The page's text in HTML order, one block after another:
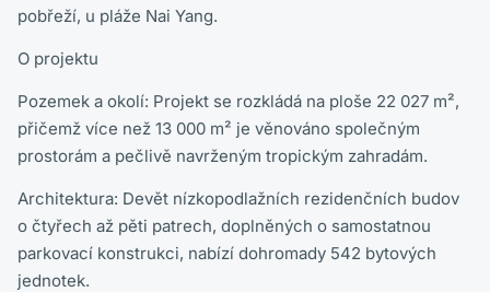
pobřeží, u pláže Nai Yang.
O projektu
Pozemek a okolí: Projekt se rozkládá na ploše 22 027 m²,
přičemž více než 13 000 m² je věnováno společným
prostorám a pečlivě navrženým tropickým zahradám.
Architektura: Devět nízkopodlažních rezidenčních budov
o čtyřech až pěti patrech, doplněných o samostatnou
parkovací konstrukci, nabízí dohromady 542 bytových
jednotek.